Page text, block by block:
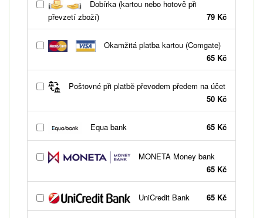
Dobírka (kartou nebo hotově při
převzetí zboží)
79 Kč
Okamžitá platba kartou (Comgate)
65 Kč
Poštovné při platbě převodem předem na účet
50 Kč
Equa bank 65 Kč
MONETA Money bank
65 Kč
UniCredit Bank 65 Kč